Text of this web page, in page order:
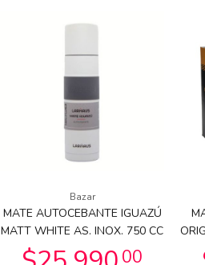
Bazar
MATE AUTOCEBANTE IGUAZÚ
MATT WHITE AS. INOX. 750 CC
00 $59.990 00 $59.990 00